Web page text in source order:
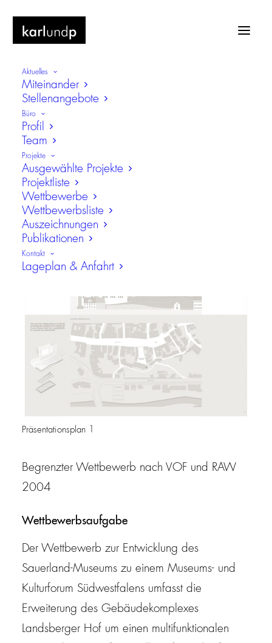
Aktuelles
Miteinander
Stellenangebote
Büro
Profil
Team
Projekte
Ausgewählte Projekte
Projektliste
Wettbewerbe
Wettbewerbsliste
Auszeichnungen
Publikationen
Kontakt
Lageplan & Anfahrt
Museums- und Kulturforum
Südwestfalen, Arnsberg
Um- und Ausbau des
Sauerlandmuseums
Präsentationsplan 1
Begrenzter Wettbewerb nach VOF und RAW
2004
Wettbewerbsaufgabe
Der Wettbewerb zur Entwicklung des
Sauerland-Museums zu einem Museums- und
Kulturforum Südwestfalens umfasst die
Erweiterung des Gebäudekomplexes
Landsberger Hof um einen multifunktionalen